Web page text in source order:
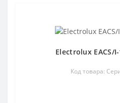
Electrolux EACS/
Код товара: